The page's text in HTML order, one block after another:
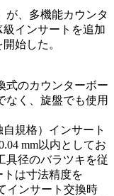
が、多機能カウンタ
インサートを追加
始した。
式のカウンターボー
なく、旋盤でも使用
規格）インサート
mm以内としてお
具径のバラツキを従
は寸法精度を
インサート交換時